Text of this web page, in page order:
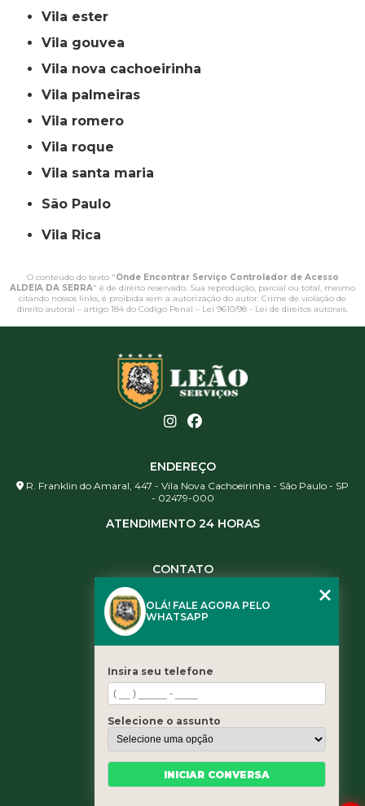
vila ester
vila gouvea
vila nova cachoeirinha
vila palmeiras
vila romero
vila roque
vila santa maria
São Paulo
Vila Rica
O conteúdo do texto "Onde Encontrar Serviço Controlador de Acesso
ALDEIA DA SERRA" é de direito reservado. Sua reprodução, parcial ou total, mesmo
citando nossos links, é proibida sem a autorização do autor. Crime de violação de
direito autoral – artigo 184 do Código Penal – Lei 9610/98 - Lei de direitos autorais.
ENDEREÇO
R. Franklin do Amaral, 447 - Vila Nova Cachoeirinha - São Paulo - SP
- 02479-000
ATENDIMENTO 24 HORAS
CONTATO
(11) 3461-5871
contato@leaoservicos.com.br
Home
Quem somos
Serviços
Blog
OLÁ! FALE AGORA PELO
WHATSAPP
Insira seu telefone
Selecione o assunto
INICIAR CONVERSA